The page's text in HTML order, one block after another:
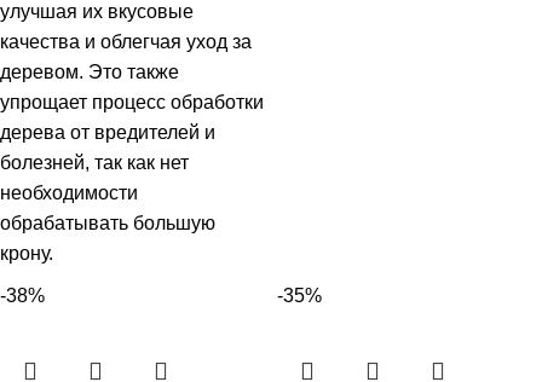
улучшая их вкусовые
качества и облегчая уход за
деревом. Это также
упрощает процесс обработки
дерева от вредителей и
болезней, так как нет
необходимости
обрабатывать большую
крону.
-38% -35%